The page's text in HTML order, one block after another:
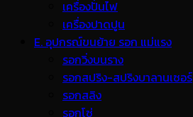
เครื่องปั่นไฟ
เครื่องปาดปูน
E. อุปกรณ์ขนย้าย รอก แม่แรง
รอกวิ่งบนราง
รอกสปริง-สปริงบาลานเซอร์
รอกสลิง
รอกโซ่